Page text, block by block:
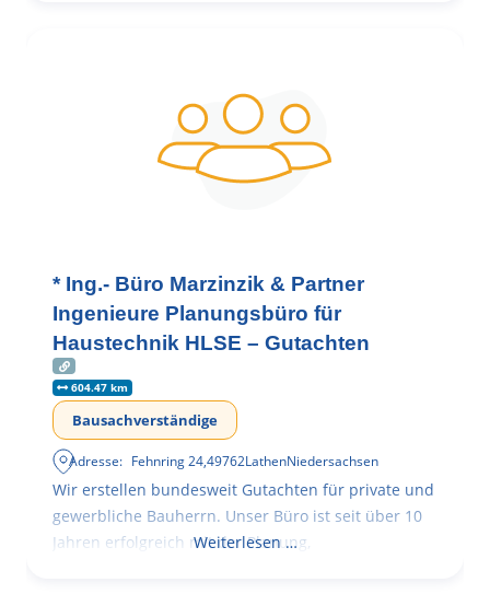
* Ing.- Büro Marzinzik & Partner
Ingenieure Planungsbüro für
Haustechnik HLSE – Gutachten
604.47 km
Bausachverständige
Adresse: Fehnring 24,49762LathenNiedersachsen
Wir erstellen bundesweit Gutachten für private und
gewerbliche Bauherrn. Unser Büro ist seit über 10
Jahren erfolgreich mit der Planung,
Weiterlesen …